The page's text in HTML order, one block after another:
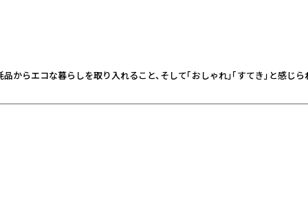
エコな暮らしを取り入れること、そして「おしゃれ」「すてき」と感